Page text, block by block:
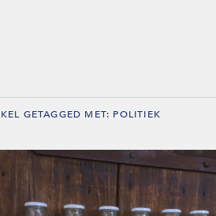
GETAGGED MET: POLITIEK